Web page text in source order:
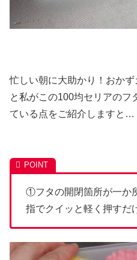
忙しい朝に大助かり！おか
と私がこの100均セリアのフ
ている点をご紹介しますと…
①フタの開閉箇所が一か
指でクイッと軽く押すだ